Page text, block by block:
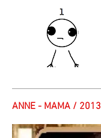
ANNE - MAMA / 2013